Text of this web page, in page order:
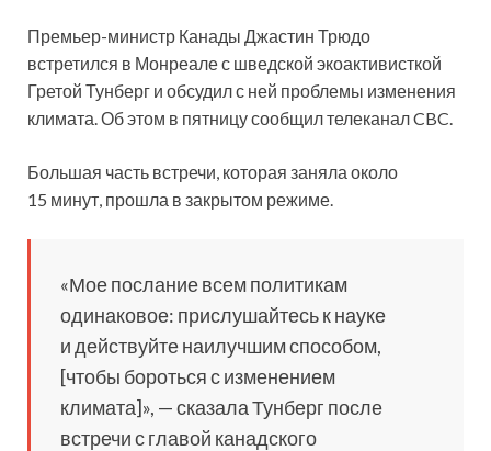
Премьер-министр Канады Джастин Трюдо
встретился в Монреале с шведской экоактивисткой
Гретой Тунберг и обсудил с ней проблемы изменения
климата. Об этом в пятницу сообщил телеканал CBC.
Большая часть встречи, которая заняла около
15 минут, прошла в закрытом режиме.
«Мое послание всем политикам
одинаковое: прислушайтесь к науке
и действуйте наилучшим способом,
[чтобы бороться с изменением
климата]», — сказала Тунберг после
встречи с главой канадского